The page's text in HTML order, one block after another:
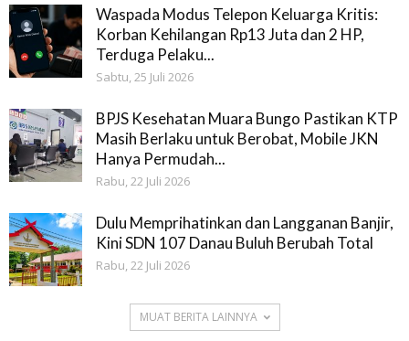
Waspada Modus Telepon Keluarga Kritis:
Korban Kehilangan Rp13 Juta dan 2 HP,
Terduga Pelaku...
Sabtu, 25 Juli 2026
BPJS Kesehatan Muara Bungo Pastikan KTP
Masih Berlaku untuk Berobat, Mobile JKN
Hanya Permudah...
Rabu, 22 Juli 2026
Dulu Memprihatinkan dan Langganan Banjir,
Kini SDN 107 Danau Buluh Berubah Total
Rabu, 22 Juli 2026
MUAT BERITA LAINNYA